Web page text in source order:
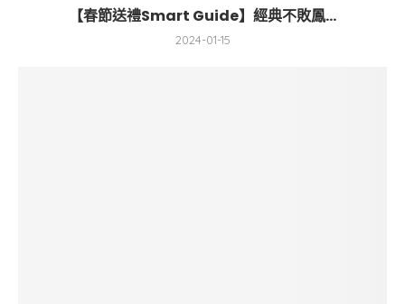
【春節送禮Smart Guide】經典不敗鳳...
2024-01-15